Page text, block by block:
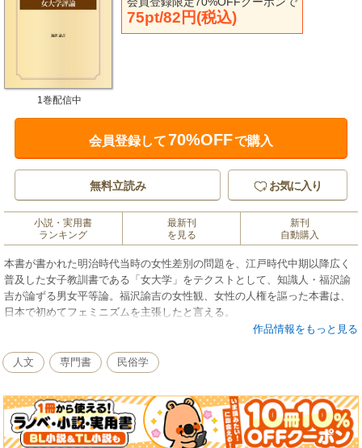
75pt/82円(税込)
1巻配信中
会員登録して70%OFFで購入
無料立読み お気に入り
小説・実用書
ランキング
最新刊
を見る
新刊
自動購入
本書が書かれた明治時代当時の女性差別の問題を、江戸時代中期以降広く
普及した女子教訓書である「女大学」をテクストとして、知識人・福沢諭
吉が論ずる男女平等論。福沢諭吉の女性観、女性の人権を謳った本書は、
日本で初めてフェミニズムを主張したと言える。
作品情報をもっと見る
人文 専門書 民俗学